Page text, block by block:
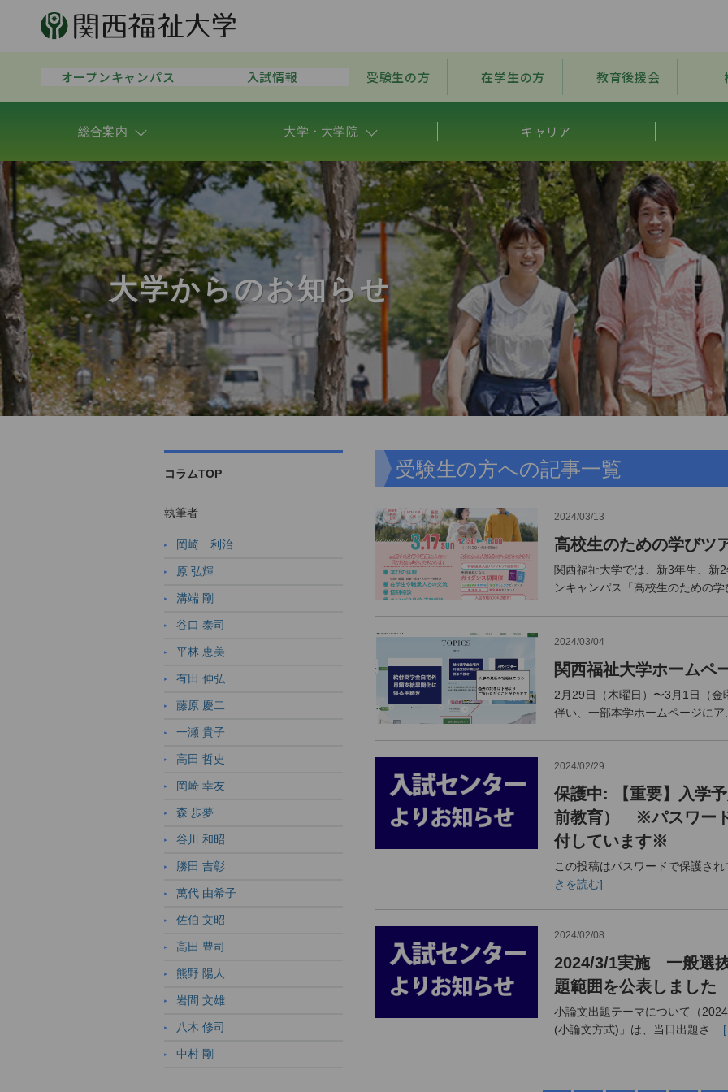
オープンキャンパス 入試情報 受験生の方 在学生の方 教育後援会
総合案内 大学・大学院 キャリア
大学からのお知らせ
受験生の方への記事一覧
2024/03/13
高校生のための学びツ
関西福祉大学では、新3年生、新
ンキャンパス「高校生のための
2024/03/04
関西福祉大学ホームペ
2月29日（木曜日）〜3月1日（
伴い、一部本学ホームページに
2024/02/29
保護中: 【重要】入学
前教育） ※パスワー
付しています※
この投稿はパスワードで保護さ
きを読む]
2024/02/08
2024/3/1実施 一般選
題範囲を公表しました
小論文出題テーマについて（
(小論文方式)」は、当日出題さ...
コラムTOP
執筆者
岡崎 利治
原 弘輝
溝端 剛
谷口 泰司
平林 恵美
有田 伸弘
藤原 慶二
一瀬 貴子
高田 哲史
岡崎 幸友
森 歩夢
谷川 和昭
勝田 吉彰
萬代 由希子
佐伯 文昭
高田 豊司
熊野 陽人
岩間 文雄
八木 修司
中村 剛